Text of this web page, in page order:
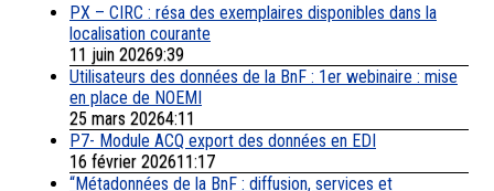
PX – CIRC : résa des exemplaires disponibles dans la
localisation courante
11 juin 20269:39
Utilisateurs des données de la BnF : 1er webinaire : mise
en place de NOEMI
25 mars 20264:11
P7- Module ACQ export des données en EDI
16 février 202611:17
“Métadonnées de la BnF : diffusion, services et